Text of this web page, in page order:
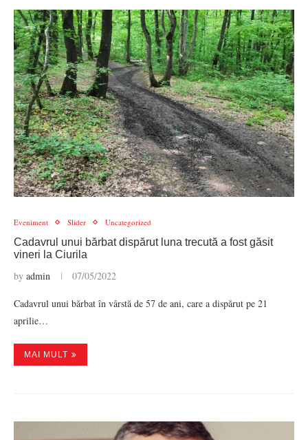
Eveniment Slider Uncategorized
Cadavrul unui bărbat dispărut luna trecută a fost găsit
vineri la Ciurila
by admin 07/05/2022
Cadavrul unui bărbat în vârstă de 57 de ani, care a dispărut pe 21
aprilie…
MAI MULT